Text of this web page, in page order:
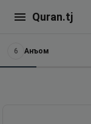
Quran.tj
6 Анъом